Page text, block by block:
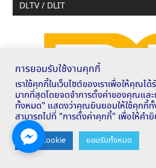
DLTV / DLIT
การยอมรับใช้งานคุกกี้
เราใช้คุกกี้ในเว็บไซต์ของเราเพื่อให้คุณ
มากที่สุดโดยจดจำการตั้งค่าของคุณแล
ทั้งหมด" แสดงว่าคุณยินยอมให้ใช้คุกกี้
สามารถไปที่ "การตั้งค่าคุกกี้" เพื่อให้คำ
ตั้งค่า Cookie ยอมรับทั้งหมด